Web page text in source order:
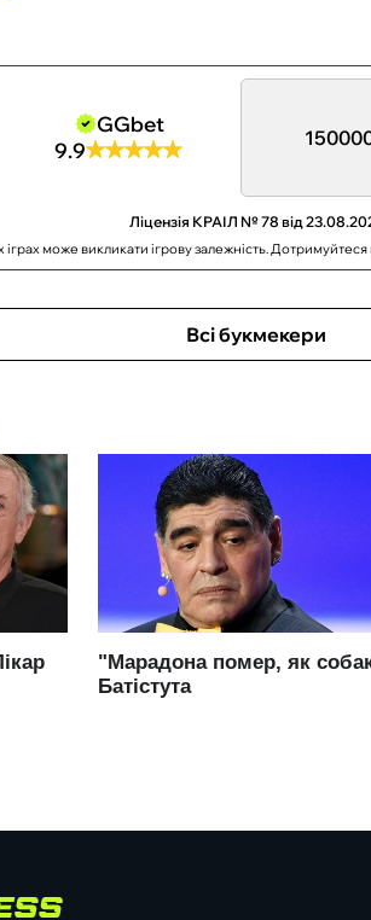
GGbet
9.9
Ліцензія КРАІЛ № 78 від
іграх може викликати ігрову залежність.
Всі букмекери